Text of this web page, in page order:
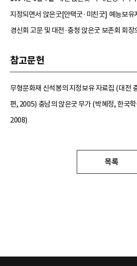
지정되면서 앉은굿[안택굿·미친굿] 예능보유
경신회 고문 및 대전·충청 앉은굿 보존회 회장
참고문헌
무형문화재 신석봉의 지정보유 자료집 (대전
편, 2005) 충남의 앉은굿 무가 (박혜정, 한국
2008)
목록